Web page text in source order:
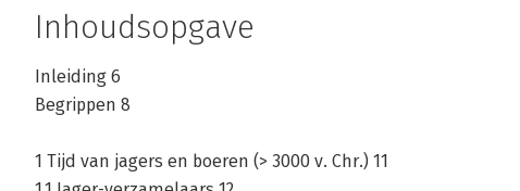
Inhoudsopgave
Inleiding 6
Begrippen 8
1 Tijd van jagers en boeren (> 3000 v. Chr.) 11